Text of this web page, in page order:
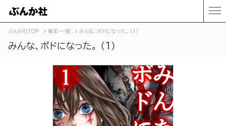
ぶんか社TOP 青年・一般 みんな、ボドになった。 （1）
みんな、ボドになった。 （1）